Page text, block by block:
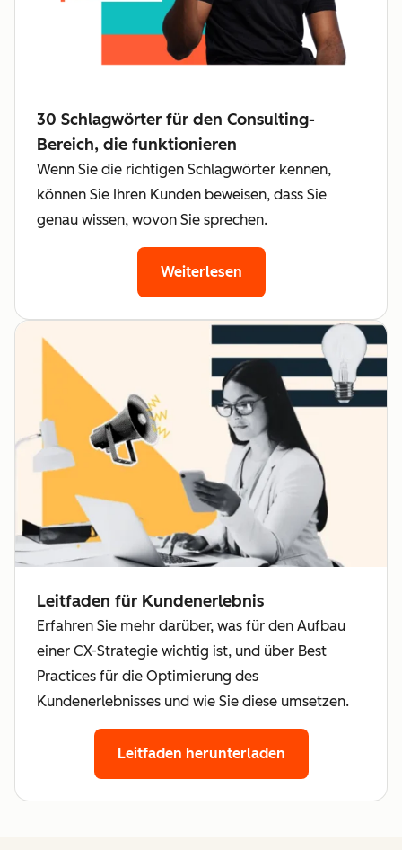
30 Schlagwörter für den Consulting-
Bereich, die funktionieren
Wenn Sie die richtigen Schlagwörter kennen,
können Sie Ihren Kunden beweisen, dass Sie
genau wissen, wovon Sie sprechen.
Weiterlesen
Leitfaden für Kundenerlebnis
Erfahren Sie mehr darüber, was für den Aufbau
einer CX-Strategie wichtig ist, und über Best
Practices für die Optimierung des
Kundenerlebnisses und wie Sie diese umsetzen.
Leitfaden herunterladen